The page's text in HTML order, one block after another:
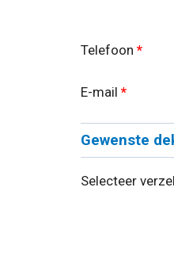
Telefoon *
E-mail *
Gewenste
Selecteer